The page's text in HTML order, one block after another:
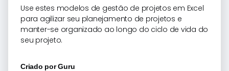
Use estes modelos de gestão de projetos em Excel
para agilizar seu planejamento de projetos e
manter-se organizado ao longo do ciclo de vida do
seu projeto.
Criado porGuru